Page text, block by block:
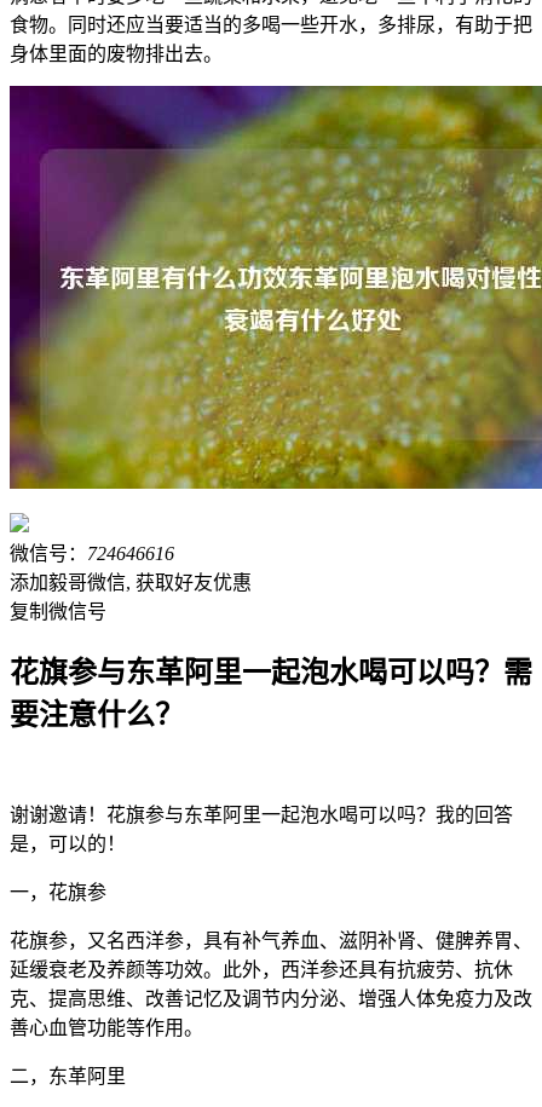
食物。同时还应当要适当的多喝一些开水，多排尿，有助于把
身体里面的废物排出去。
微信号： 724646616
添加毅哥微信, 获取好友优惠
复制微信号
花旗参与东革阿里一起泡水喝可以吗？需
要注意什么？
谢谢邀请！花旗参与东革阿里一起泡水喝可以吗？我的回答
是，可以的！
一，花旗参
花旗参，又名西洋参，具有补气养血、滋阴补肾、健脾养胃、
延缓衰老及养颜等功效。此外，西洋参还具有抗疲劳、抗休
克、提高思维、改善记忆及调节内分泌、增强人体免疫力及改
善心血管功能等作用。
二，东革阿里